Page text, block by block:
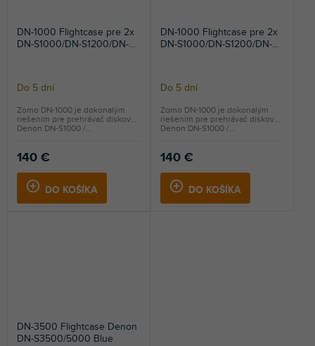
DN-1000 Flightcase pre 2x
DN-S1000/DN-S1200/DN-
Do 5 dní
140 €
DO KOŠÍKA
Zomo DN-1000 je dokonalým
riešením pre prehrávač diskov
Denon DN-S1000 /...
DN-1000 Flightcase pre 2x
DN-S1000/DN-S1200/DN-
Do 5 dní
140 €
DO KOŠÍKA
Zomo DN-1000 je dokonalým
riešením pre prehrávač diskov
Denon DN-S1000 /...
DN-3500 Flightcase Denon
DN-S3500/5000 Blue